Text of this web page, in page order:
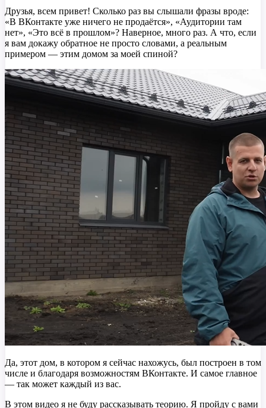
Друзья, всем привет! Сколько раз вы слышали фразы вроде:
«В ВКонтакте уже ничего не продаётся», «Аудитории там
нет», «Это всё в прошлом»? Наверное, много раз. А что, если
я вам докажу обратное не просто словами, а реальным
примером — этим домом за моей спиной?
Да, этот дом, в котором я сейчас нахожусь, был построен в том
числе и благодаря возможностям ВКонтакте. И самое главное
— так может каждый из вас.
В этом видео я не буду рассказывать теорию. Я пройду с вами